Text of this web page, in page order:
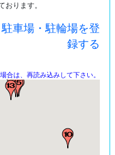
ります。
車場・駐輪場を登
録する
合は、再読み込みして下さい。